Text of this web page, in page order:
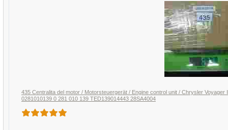
435 Centralita del motor / Motorsteuergerät / Engine control unit / Chrysler
0281010139 0 281 010 139 TED139014443 28SA4004